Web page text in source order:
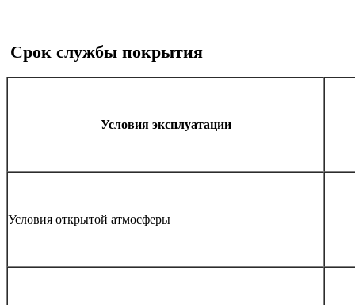
Срок службы покрытия
Условия эксплуатации
Условия открытой атмосферы